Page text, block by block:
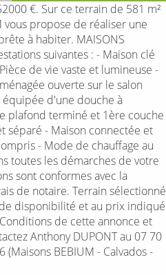
€. Sur ce terrain de 581 m²
vous propose de réaliser une
à habiter. MAISONS
suivantes : - Maison clé
de vie vaste et lumineuse -
ouverte sur le salon
équipée d'une douche à
plafond terminé et 1ère couche
séparé - Maison connectée et
- Mode de chauffage au
toutes les démarches de votre
sont conformes avec la
de notaire. Terrain sélectionné
disponibilité et au prix indiqué
de cette annonce et
Anthony DUPONT au 07 70
BEBIUM - Calvados -